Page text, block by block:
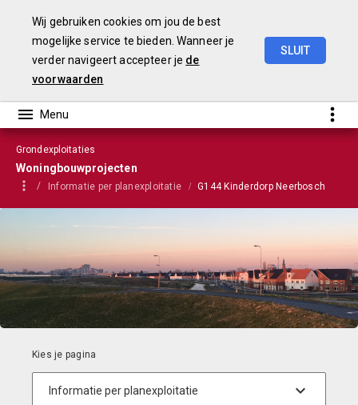
Wij gebruiken cookies om jou de best
mogelijke service te bieden. Wanneer je
verder navigeert accepteer je de
voorwaarden
SLUIT
Grondexploitaties
Woningbouwprojecten
Informatie per planexploitatie G144 Kinderdorp Neerbosch